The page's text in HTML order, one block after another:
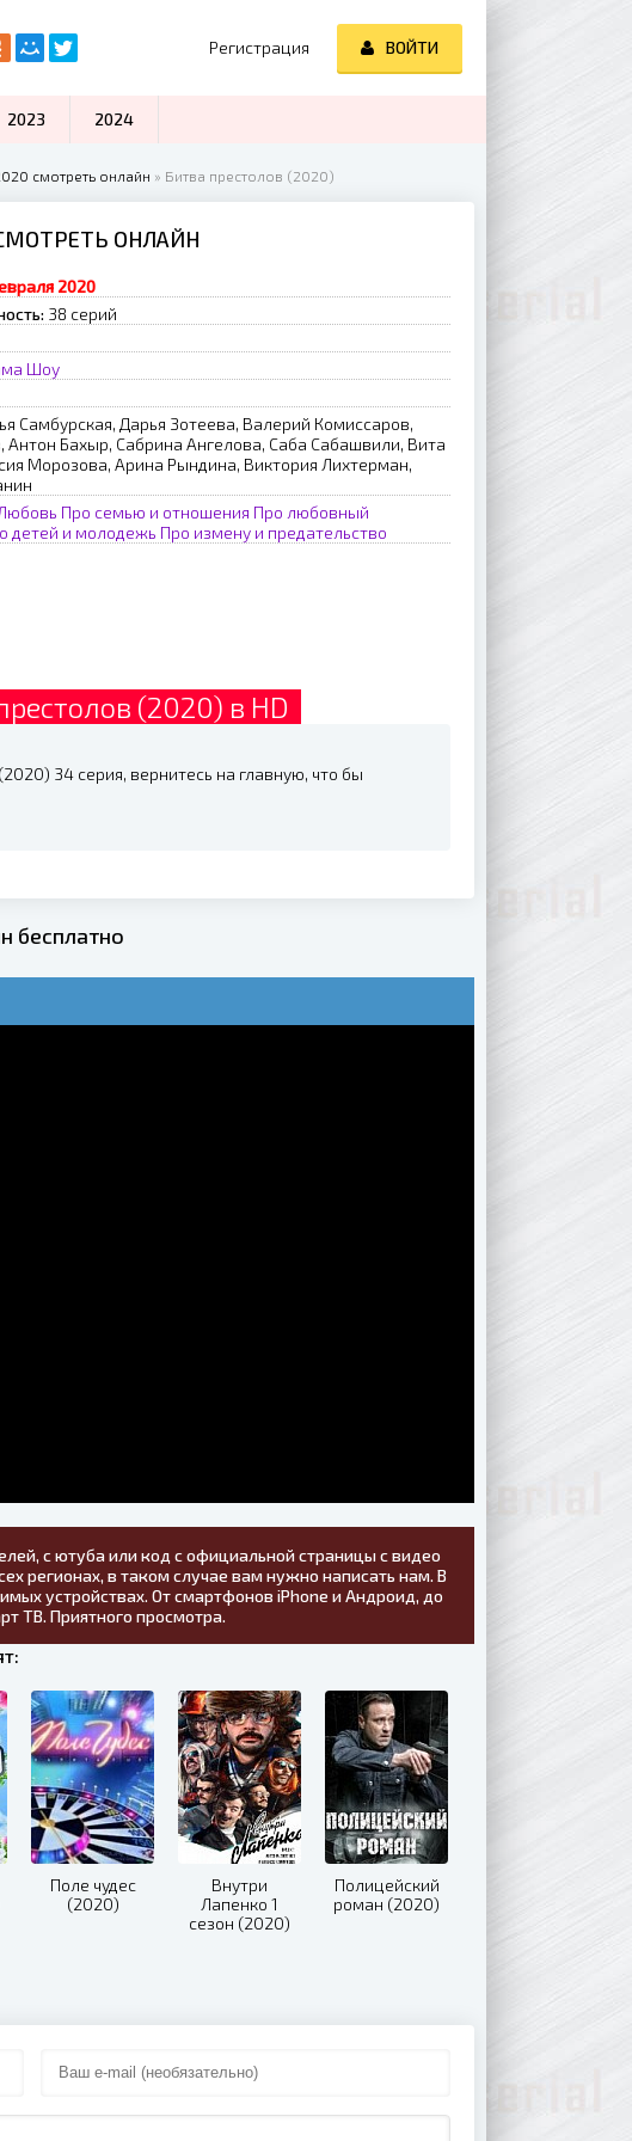
смотреть онлайн » Битва престолов (2020)
ОНЛАЙН
2020
38 серий
Шоу
Самбурская, Дарья Зотеева, Валерий Комиссаров,
Бахыр, Сабрина Ангелова, Саба Сабашвили, Вита
Морозова, Арина Рындина, Виктория Лихтерман,
Про семью и отношения Про любовный
детей и молодежь Про измену и предательство
(2020) в HD
34 серия, вернитесь на главную, что бы
бесплатно
с ютуба или код с официальной страницы с видео
регионах, в таком случае вам нужно написать нам. В
устройствах. От смартфонов iPhone и Андроид, до
ТВ. Приятного просмотра.
Поле чудес
(2020)
Внутри
Лапенко 1
сезон (2020)
Полицейский
роман (2020)
Регистрация ВОЙТИ
2023 2024